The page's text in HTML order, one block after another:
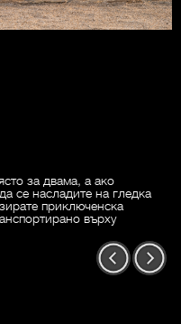
за двама, а ако
се насладите на гледка
приключенска
върху